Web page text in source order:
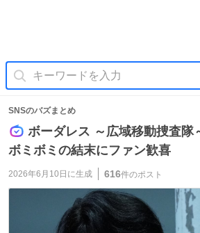
SNSのバズまとめ
ボーダレス ～広域移動捜査隊
ボミボミの結末にファン歓喜
2026年6月10日 に生成 616件のポスト